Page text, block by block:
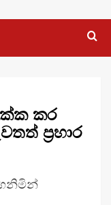
කර
ප්‍රහාර